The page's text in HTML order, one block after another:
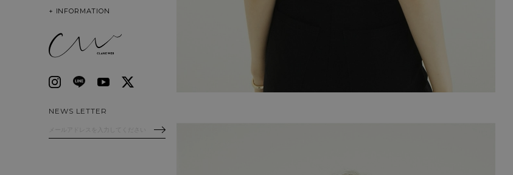
+ INFORMATION
NEWS LETTER